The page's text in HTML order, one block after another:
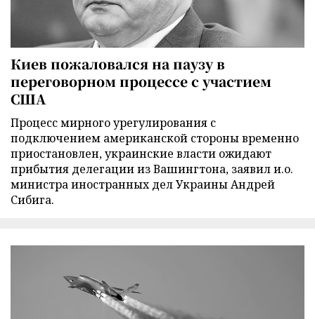
Киев пожаловался на паузу в
переговорном процессе с участием
США
Процесс мирного урегулирования с
подключением американской стороны временно
приостановлен, украинские власти ожидают
прибытия делегации из Вашингтона, заявил и.о.
министра иностранных дел Украины Андрей
Сибига.